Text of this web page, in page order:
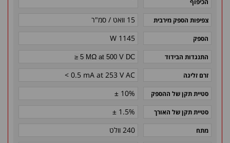
הכיפוף
צפיפות הספק מירבית 15 וואט / סמ"ר
הספק 1145 W
התנגדות הבידוד ≥ 5 MΩ at 500 V DC
זרם זליגה < 0.5 mA at 253 V AC
סטיית תקן של ההספק ± 10%
סטיית תקן של האורך ± 1.5%
מתח
240 וולט